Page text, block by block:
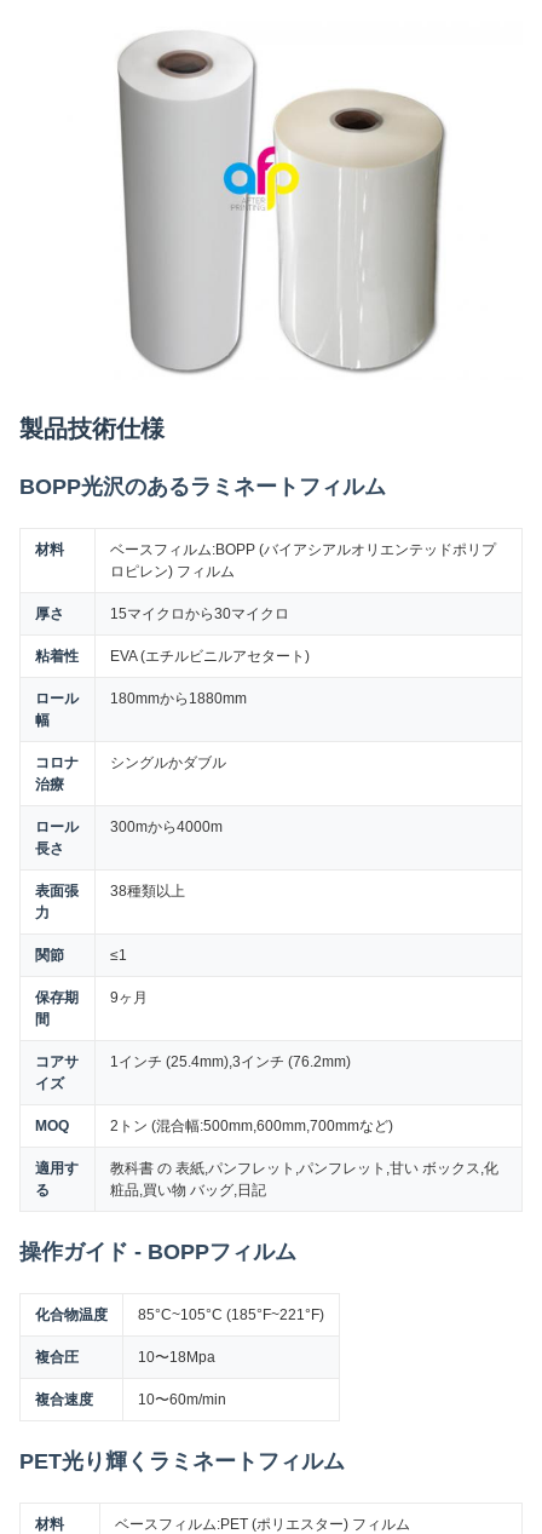
製品技術仕様
BOPP光沢のあるラミネートフィルム
材料
ベースフィルム:BOPP (バイアシアルオリエンテッドポリプ
ロピレン) フィルム
厚さ 15マイクロから30マイクロ
粘着性 EVA (エチルビニルアセタート)
ロール
幅
180mmから1880mm
コロナ
治療
シングルかダブル
ロール
長さ
300mから4000m
表面張
力
38種類以上
関節 ≤1
保存期
間
9ヶ月
コアサ
イズ
1インチ (25.4mm),3インチ (76.2mm)
MOQ 2トン (混合幅:500mm,600mm,700mmなど)
適用す
る
教科書 の 表紙,パンフレット,パンフレット,甘い ボックス,化
粧品,買い物 バッグ,日記
操作ガイド - BOPPフィルム
化合物温度 85°C~105°C (185°F~221°F)
複合圧 10〜18Mpa
複合速度 10〜60m/min
PET光り輝くラミネートフィルム
材料 ベースフィルム:PET (ポリエスター) フィルム